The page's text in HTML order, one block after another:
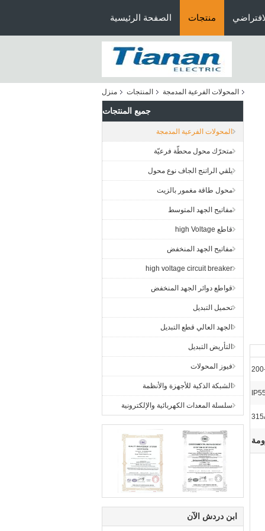
الصفحة الرئيسية منتجات
منزل المنتجات المحولات الفرعية المدمجة
جميع المنتجات
المحولات الفرعية المدمجة
متحرّك محول محطّة فرعيّة
يلقي الراتنج الجاف نوع محول
محول طاقة مغمور بالزيت
مفاتيح الجهد المتوسط
قاطع high Voltage
مفاتيح الجهد المنخفض
high voltage circuit breaker
قواطع دوائر الجهد المنخفض
تحميل التبديل
الجهد العالي قطع التبديل
التأريض التبديل
فيوز المحولات
الشبكة الذكية للأجهزة والأنظمة
سلسلة المعدات الكهربائية والإلكترونية
ابن دردش الآن